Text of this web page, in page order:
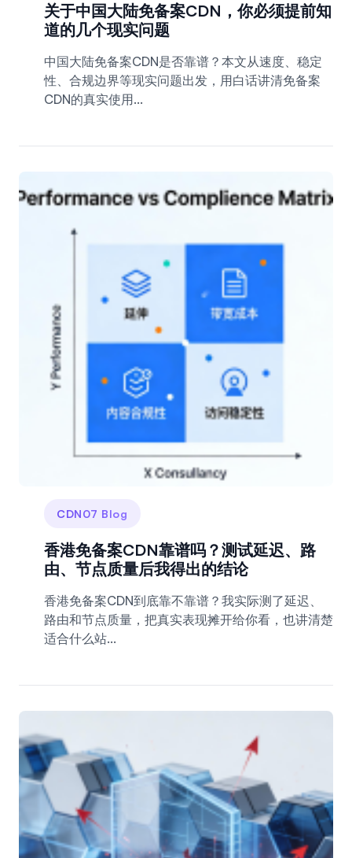
关于中国大陆免备案CDN，你必须提前知
道的几个现实问题
中国大陆免备案CDN是否靠谱？本文从速度、稳定
性、合规边界等现实问题出发，用白话讲清免备案
CDN的真实使用...
CDN07 Blog
香港免备案CDN靠谱吗？测试延迟、路
由、节点质量后我得出的结论
香港免备案CDN到底靠不靠谱？我实际测了延迟、
路由和节点质量，把真实表现摊开给你看，也讲清楚
适合什么站...